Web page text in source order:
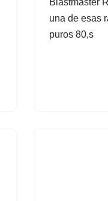
Blastmaster
una de esas
puros 80,s